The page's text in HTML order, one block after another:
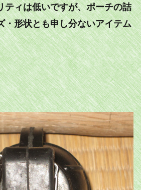
ティは低いですが、ポーチの詰
・形状とも申し分ないアイテム